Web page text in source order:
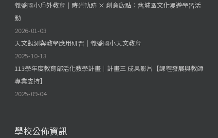
義盛國小戶外教育｜時光軌跡 × 創意啟點：舊城區文化漫遊學習活
動
2026-01-03
天文觀測與教學應用研習｜義盛國小天文教育
2025-10-13
113學年度教育部活化教學計畫｜計畫三 成果影片【課程發展與教師
專業支持】
2025-09-04
學校公佈資訊